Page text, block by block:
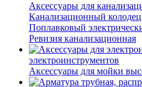
Аксессуары для
Канализационный колодец
Поплавковый
Ревизия канализационная
электроинструментов
Аксессуары для мойки